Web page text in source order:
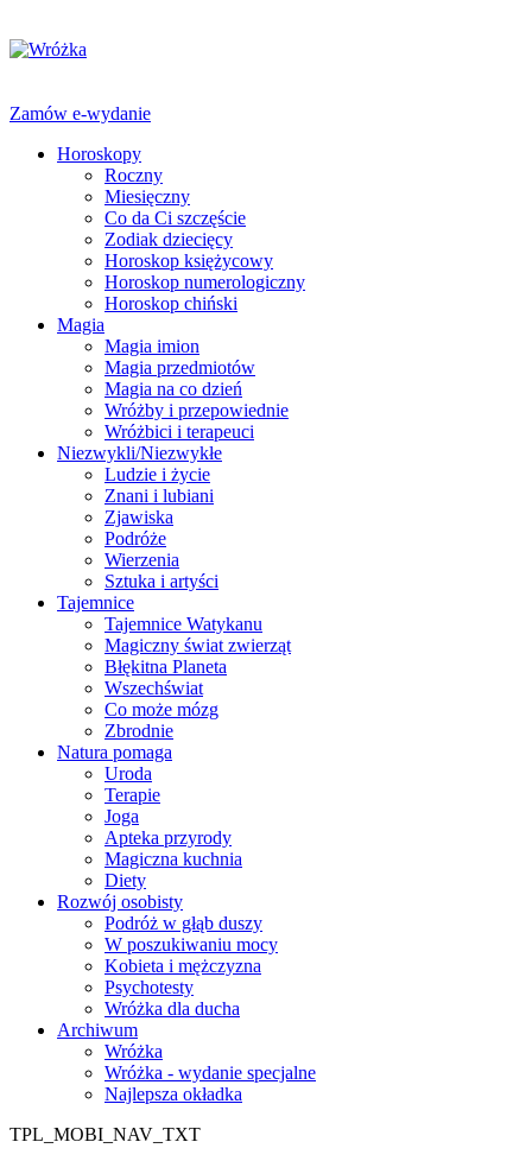
Zamów e-wydanie
Horoskopy
Roczny
Miesięczny
Co da Ci szczęście
Zodiak dziecięcy
Horoskop księżycowy
Horoskop numerologiczny
Horoskop chiński
Magia
Magia imion
Magia przedmiotów
Magia na co dzień
Wróżby i przepowiednie
Wróżbici i terapeuci
Niezwykli/Niezwykłe
Ludzie i życie
Znani i lubiani
Zjawiska
Podróże
Wierzenia
Sztuka i artyści
Tajemnice
Tajemnice Watykanu
Magiczny świat zwierząt
Błękitna Planeta
Wszechświat
Co może mózg
Zbrodnie
Natura pomaga
Uroda
Terapie
Joga
Apteka przyrody
Magiczna kuchnia
Diety
Rozwój osobisty
Podróż w głąb duszy
W poszukiwaniu mocy
Kobieta i mężczyzna
Psychotesty
Wróżka dla ducha
Archiwum
Wróżka
Wróżka - wydanie specjalne
Najlepsza okładka
TPL_MOBI_NAV_TXT